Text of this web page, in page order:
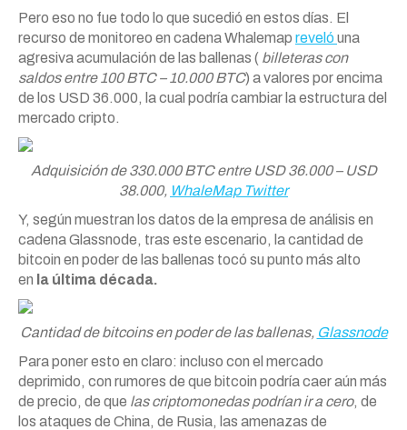
Pero eso no fue todo lo que sucedió en estos días. El
recurso de monitoreo en cadena Whalemap reveló una
agresiva acumulación de las ballenas ( billeteras con
saldos entre 100 BTC – 10.000 BTC) a valores por encima
de los USD 36.000, la cual podría cambiar la estructura del
mercado cripto.
Adquisición de 330.000 BTC entre USD 36.000 – USD
38.000, WhaleMap Twitter
Y, según muestran los datos de la empresa de análisis en
cadena Glassnode, tras este escenario, la cantidad de
bitcoin en poder de las ballenas tocó su punto más alto
en la última década.
Cantidad de bitcoins en poder de las ballenas, Glassnode
Para poner esto en claro: incluso con el mercado
deprimido, con rumores de que bitcoin podría caer aún más
de precio, de que las criptomonedas podrían ir a cero, de
los ataques de China, de Rusia, las amenazas de